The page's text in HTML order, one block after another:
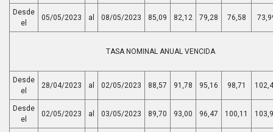
Desde
el
05/05/2023 al 08/05/2023 85,09 82,12 79,28 76,58
TASA NOMINAL ANUAL VENCIDA
Desde
el
28/04/2023 al 02/05/2023 88,57 91,78 95,16 98,71
Desde
el
02/05/2023 al 03/05/2023 89,70 93,00 96,47 100,11